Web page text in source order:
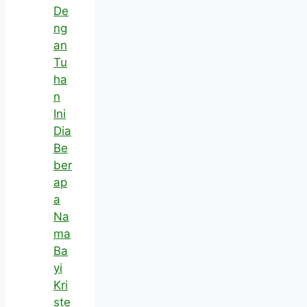
De
ng
an
Tu
ha
n
Ini
Dia
Be
ber
ap
a
Na
ma
Ba
yi
Kri
ste